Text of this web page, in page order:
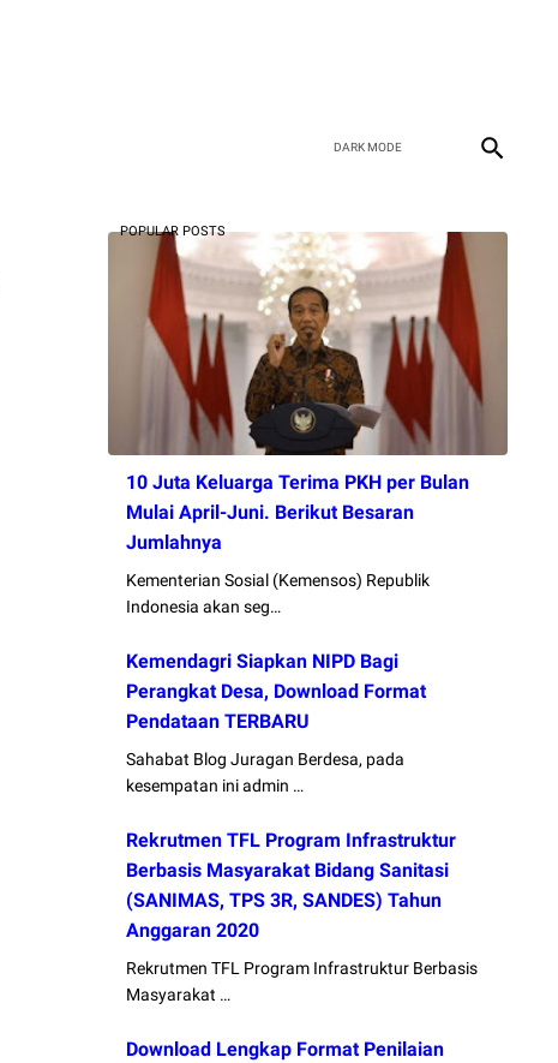
POPULAR POSTS
10 Juta Keluarga Terima PKH per Bulan
Mulai April-Juni. Berikut Besaran
Jumlahnya
Kementerian Sosial (Kemensos) Republik
Indonesia akan seg…
Kemendagri Siapkan NIPD Bagi
Perangkat Desa, Download Format
Pendataan TERBARU
Sahabat Blog Juragan Berdesa, pada
kesempatan ini admin …
Rekrutmen TFL Program Infrastruktur
Berbasis Masyarakat Bidang Sanitasi
(SANIMAS, TPS 3R, SANDES) Tahun
Anggaran 2020
Rekrutmen TFL Program Infrastruktur Berbasis
Masyarakat …
Download Lengkap Format Penilaian